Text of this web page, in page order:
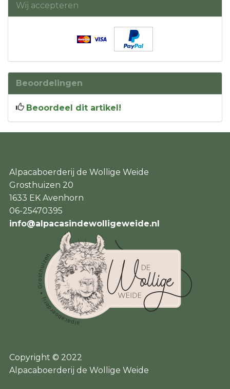
Wij accepteren
Beoordelingen
Beoordeel dit artikel!
Alpacaboerderij de Wollige Weide
Grosthuizen 20
1633 EK Avenhorn
06-25470395
info@alpacasindewolligeweide.nl
Copyright © 2022
Alpacaboerderij de Wollige Weide